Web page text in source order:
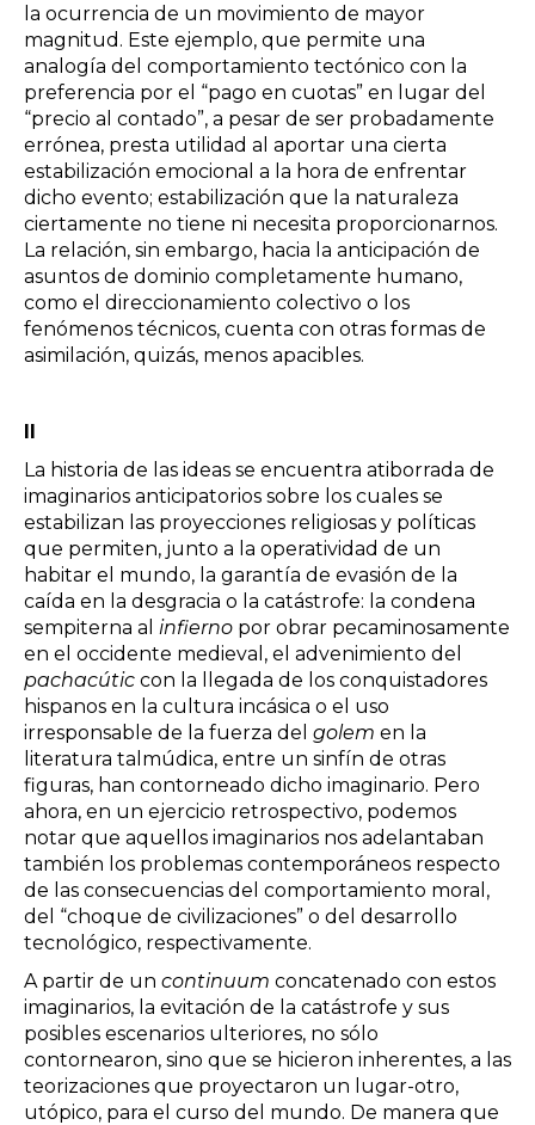
la ocurrencia de un movimiento de mayor
magnitud. Este ejemplo, que permite una
analogía del comportamiento tectónico con la
preferencia por el “pago en cuotas” en lugar del
“precio al contado”, a pesar de ser probadamente
errónea, presta utilidad al aportar una cierta
estabilización emocional a la hora de enfrentar
dicho evento; estabilización que la naturaleza
ciertamente no tiene ni necesita proporcionarnos.
La relación, sin embargo, hacia la anticipación de
asuntos de dominio completamente humano,
como el direccionamiento colectivo o los
fenómenos técnicos, cuenta con otras formas de
asimilación, quizás, menos apacibles.
II
La historia de las ideas se encuentra atiborrada de
imaginarios anticipatorios sobre los cuales se
estabilizan las proyecciones religiosas y políticas
que permiten, junto a la operatividad de un
habitar el mundo, la garantía de evasión de la
caída en la desgracia o la catástrofe: la condena
sempiterna al infierno por obrar pecaminosamente
en el occidente medieval, el advenimiento del
pachacútic con la llegada de los conquistadores
hispanos en la cultura incásica o el uso
irresponsable de la fuerza del golem en la
literatura talmúdica, entre un sinfín de otras
figuras, han contorneado dicho imaginario. Pero
ahora, en un ejercicio retrospectivo, podemos
notar que aquellos imaginarios nos adelantaban
también los problemas contemporáneos respecto
de las consecuencias del comportamiento moral,
del “choque de civilizaciones” o del desarrollo
tecnológico, respectivamente.
A partir de un continuum concatenado con estos
imaginarios, la evitación de la catástrofe y sus
posibles escenarios ulteriores, no sólo
contornearon, sino que se hicieron inherentes, a las
teorizaciones que proyectaron un lugar-otro,
utópico, para el curso del mundo. De manera que